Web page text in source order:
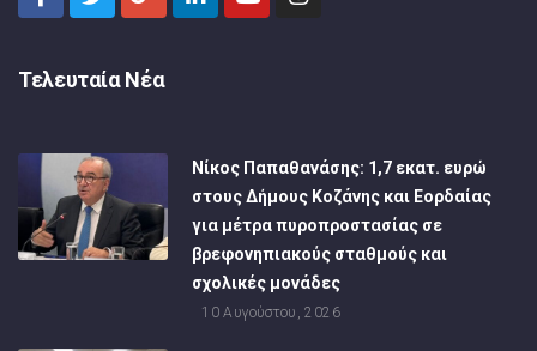
Τελευταία Νέα
Νίκος Παπαθανάσης: 1,7 εκατ. ευρώ
στους Δήμους Κοζάνης και Εορδαίας
για μέτρα πυροπροστασίας σε
βρεφονηπιακούς σταθμούς και
σχολικές μονάδες
10 Αυγούστου, 2026